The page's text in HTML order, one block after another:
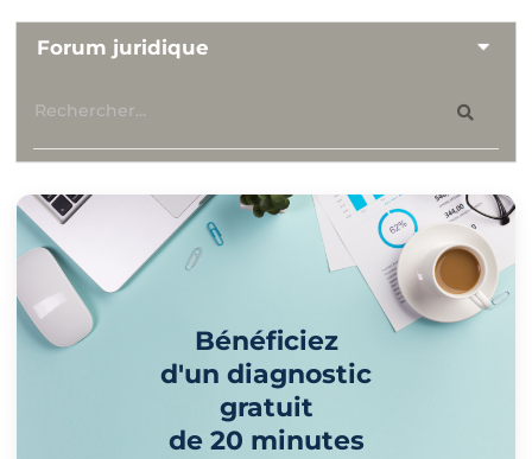
Forum juridique
Bénéficiez
d'un diagnostic
gratuit
de 20 minutes